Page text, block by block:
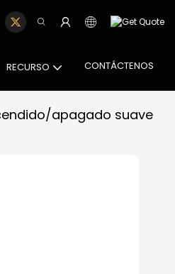
RECURSO CONTÁCTENOS
apagado suave